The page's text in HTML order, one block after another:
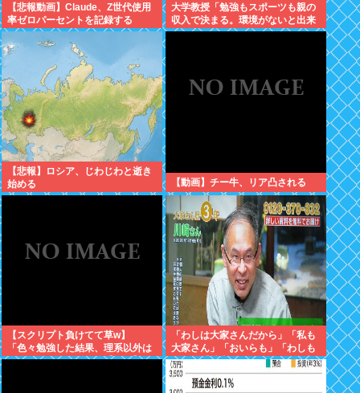
【悲報動画】Claude、Z世代使用
率ゼロパーセントを記録する
大学教授「勉強もスポーツも親の
収入で決まる。環境がないと出来
るわけがない」
【悲報】ロシア、じわじわと逝き
始める
【動画】チー牛、リア凸される
【スクリプト負けてて草w】
「色々勉強した結果、理系以外は
エラー品だと気付いた【ガチ】」
「わしは大家さんだから」「私も
大家さん」「おいらも」「わしも
じゃ」「拙者も」こんなCMに騙
された日本人